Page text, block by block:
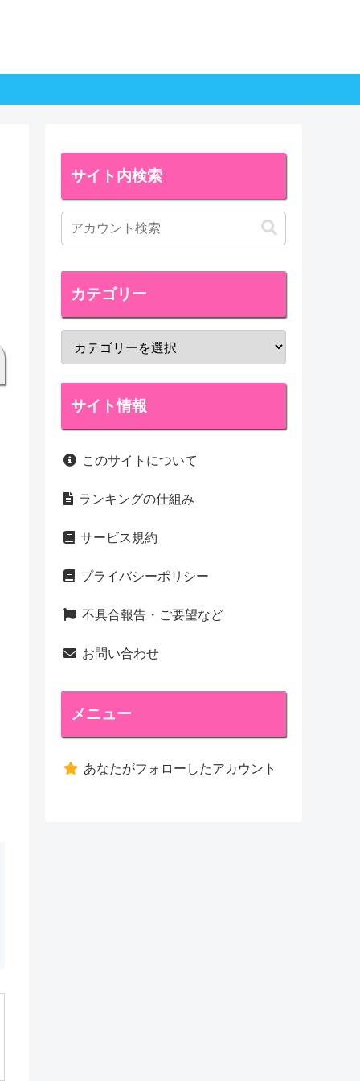
サイト内検索
カテゴリー
サイト情報
このサイトについて
ランキングの仕組み
サービス規約
プライバシーポリシー
不具合報告・ご要望など
お問い合わせ
メニュー
あなたがフォローしたアカウント